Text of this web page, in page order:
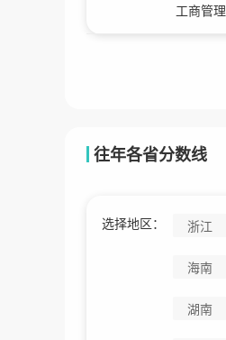
工商管理
往年各省分数线
选择地区： 浙江
海南
湖南